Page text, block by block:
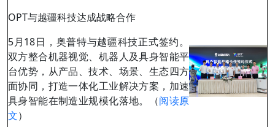
OPT与越疆科技达成战略合作
5月18日，奥普特与越疆科技正式签约。
双方整合机器视觉、机器人及具身智能平
台优势，从产品、技术、场景、生态四方
面协同，打造一体化工业解决方案，加速
具身智能在制造业规模化落地。（阅读原
文）